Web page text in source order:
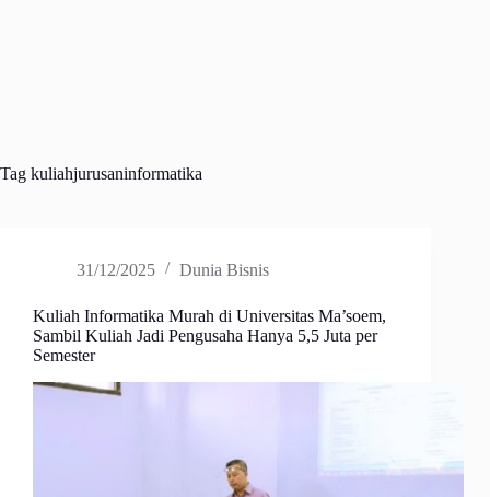
Tag kuliahjurusaninformatika
31/12/2025 Dunia Bisnis
Kuliah Informatika Murah di Universitas Ma’soem,
Sambil Kuliah Jadi Pengusaha Hanya 5,5 Juta per
Semester